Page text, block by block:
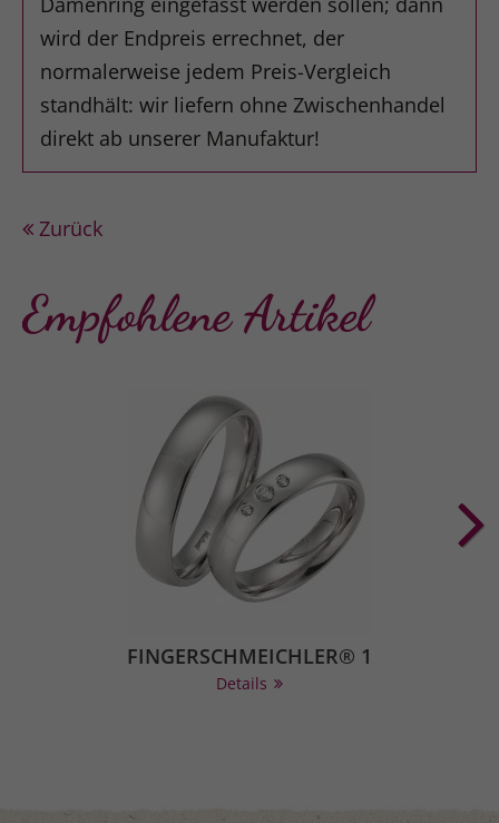
wird der Endpreis errechnet, der
normalerweise jedem Preis-Vergleich
standhält: wir liefern ohne Zwischenhandel
direkt ab unserer Manufaktur!
Zurück
Empfohlene Artikel
FINGERSCHMEICHLER® 1
Details